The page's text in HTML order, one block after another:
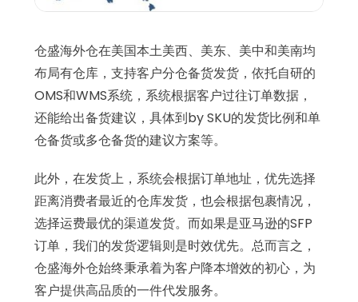
仓盛海外仓在美国本土美西、美东、美中和美南均
布局有仓库，支持客户分仓备货发货，依托自研的
OMS和WMS系统，系统根据客户过往订单数据，
还能给出备货建议，具体到by SKU的发货比例和单
仓备货或多仓备货的建议方案等。
此外，在发货上，系统会根据订单地址，优先选择
距离消费者最近的仓库发货，也会根据包裹情况，
选择运费最优的渠道发货。而如果是亚马逊的SFP
订单，我们的发货逻辑则是时效优先。总而言之，
仓盛海外仓始终秉承着为客户降本增效的初心，为
客户提供高品质的一件代发服务。